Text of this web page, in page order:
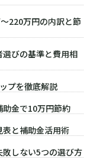
220万円の内訳と節
びの基準と費用相
プを徹底解説
金で10万円節約
と補助金活用術
しない5つの選び方